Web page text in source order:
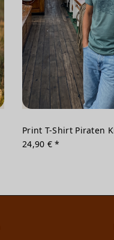
Print T-Shirt Piraten
24,90 € *